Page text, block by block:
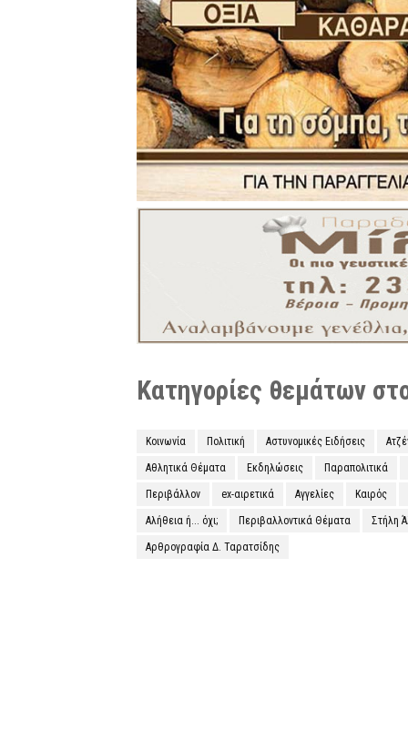
Κατηγορίες θεμάτων
Κοινωνία Πολιτική Αστυνομικές Ειδήσεις
Αθλητικά Θέματα Εκδηλώσεις Παραπολιτικά
Περιβάλλον ex-αιρετικά Αγγελίες Καιρός
Αλήθεια ή... όχι; Περιβαλλοντικά Θέματα Στήλη
Αρθρογραφία Δ. Ταρατσίδης